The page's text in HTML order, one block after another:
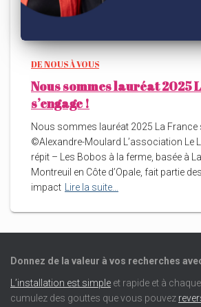
DE NOUS À VOUS
Nous sommes lauréat 2025
s’engage !
Nous sommes lauréat 2025 La France
©Alexandre-Moulard L’association Le
répit – Les Bobos à la ferme, basée à
Montreuil en Côte d’Opale, fait partie
impact
Lire la suite…
Donnez de la valeur à vos recherches
L’installation est simple et rapide et à
cumulez des gouttes que vous pouvez